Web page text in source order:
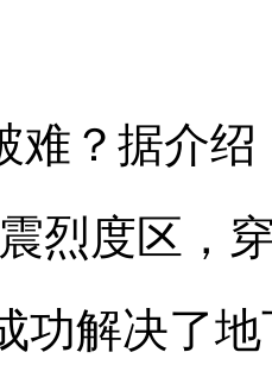
据介绍
烈度区，
功解决了